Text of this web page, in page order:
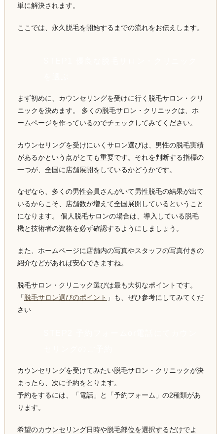
単に解決されます。
ここでは、永久脱毛を開始するまでの流れをお伝えします。
まず初めに、カウンセリングを受けに行く脱毛サロン・クリ
ニックを決めます。 多くの脱毛サロン・クリニックは、ホ
ームページを作っているのでチェックしてみてください。
カウンセリングを受けにいくサロン選びは、男性の脱毛実績
があるかという点がとても重要です。それを判断する指標の
一つが、全国に店舗展開をしているかどうかです。
なぜなら、多くの男性会員さんがいて男性脱毛の結果が出て
いるからこそ、店舗数が増えて全国展開しているということ
になります。 個人脱毛サロンの場合は、導入している脱毛
機と技術者の資格を必ず確認するようにしましょう。
また、ホームページに店舗内の写真やスタッフの写真付きの
紹介などがあれば安心できますね。
脱毛サロン・クリニック選びは最も大切なポイントです。
「 脱毛サロン選びのポイント 」も、ぜひ参考にしてみてくだ
さい
カウンセリングを受けてみたい脱毛サロン・クリニックが決
まったら、次に予約をとります。
予約をするには、「電話」と「予約フォーム」の2種類があ
ります。
希望のカウンセリング日時や脱毛部位を選択するだけでよ